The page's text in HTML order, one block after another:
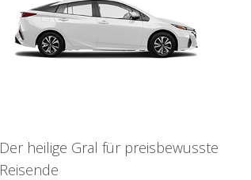
Der heilige Gral für preisbewusste
Reisende